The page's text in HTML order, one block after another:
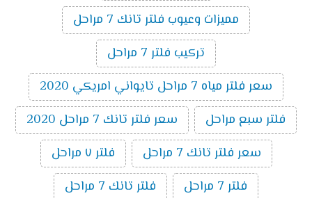
مميزات وعيوب فلتر تانك 7 مراحل
تركيب فلتر 7 مراحل
سعر فلتر مياه 7 مراحل تايواني امريكي 2020
فلتر سبع مراحل
سعر فلتر تانك 7 مراحل 2020
سعر فلتر تانك 7 مراحل
فلتر ٧ مراحل
فلتر 7 مراحل
فلتر تانك 7 مراحل